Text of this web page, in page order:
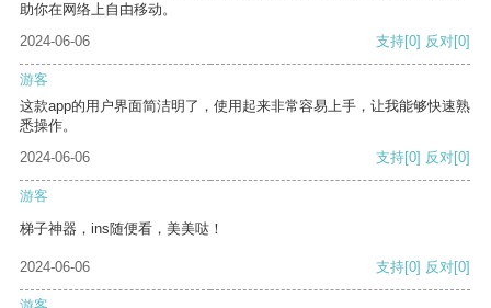
助你在网络上自由移动。
2024-06-06
支持[0] 反对[0]
游客
这款app的用户界面简洁明了，使用起来非常容易上手，让我能够快速熟
悉操作。
2024-06-06
支持[0] 反对[0]
游客
梯子神器，ins随便看，美美哒！
2024-06-06 支持[0] 反对[0]